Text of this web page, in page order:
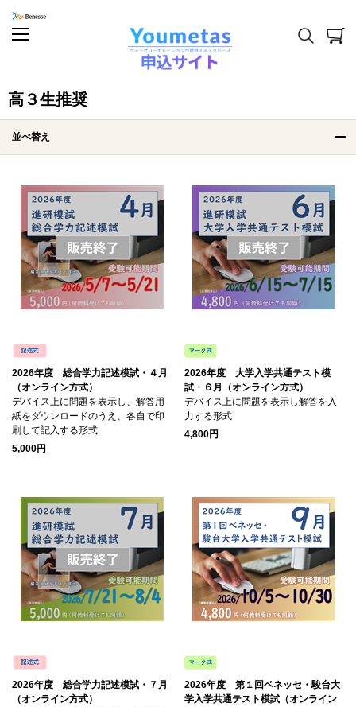
高３生推奨
並べ替え
2026年度 総合学力記述模試・４月
（オンライン方式）
デバイス上に問題を表示し、解答用
紙をダウンロードのうえ、各自で印
刷して記入する形式
5,000円
2026年度 大学入学共通テスト模
試・６月（オンライン方式）
デバイス上に問題を表示し解答を入
力する形式
4,800円
2026年度 総合学力記述模試・７月
（オンライン方式）
2026年度 第１回ベネッセ・駿台大
学入学共通テスト模試（オンライン